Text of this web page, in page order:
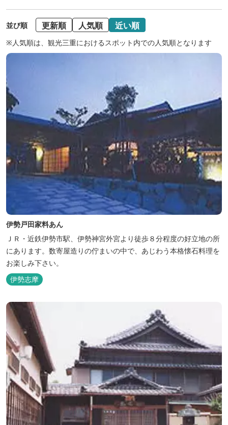
並び順 更新順 人気順 近い順
※人気順は、観光三重におけるスポット内での人気順となります
伊勢戸田家料あん
ＪＲ・近鉄伊勢市駅、伊勢神宮外宮より徒歩８分程度の好立地の所
にあります。数寄屋造りの佇まいの中で、あじわう本格懐石料理を
お楽しみ下さい。
伊勢志摩